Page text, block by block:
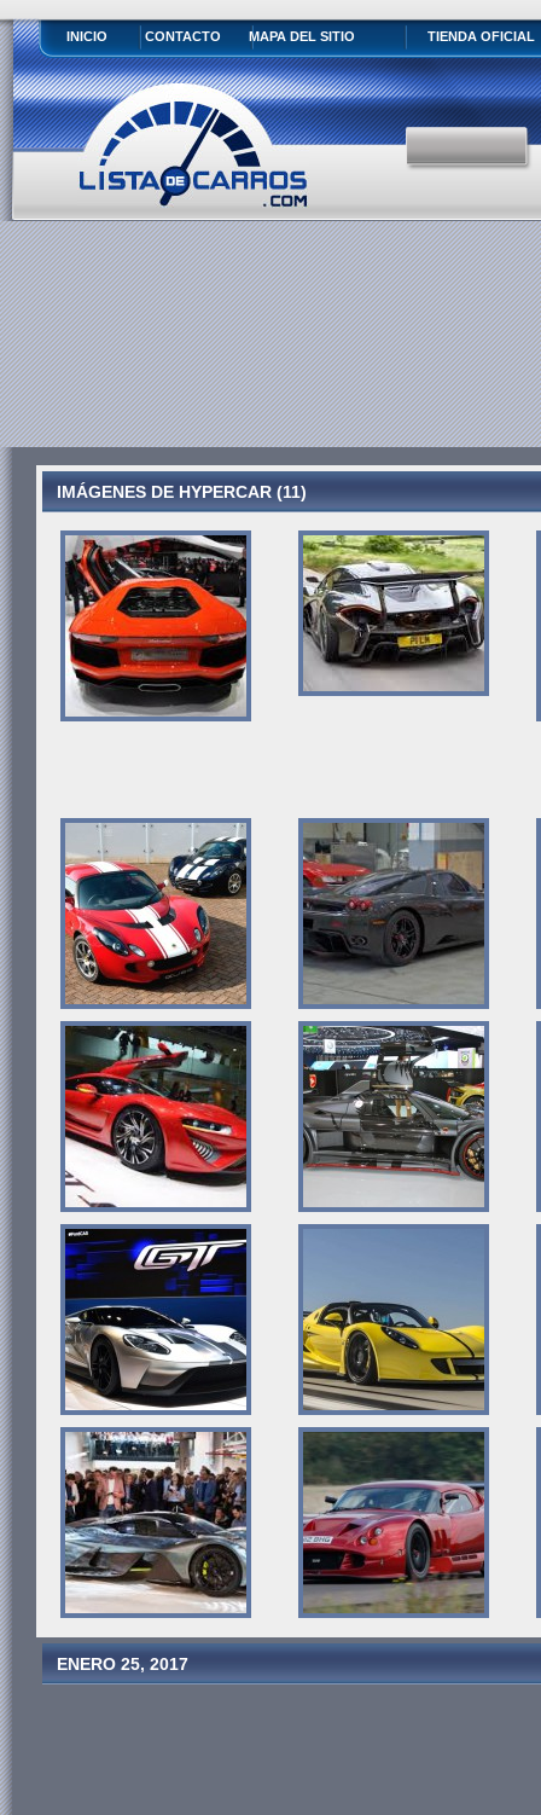
INICIO CONTACTO MAPA DEL SITIO TIENDA OFICIAL
IMÁGENES DE HYPERCAR (11)
ENERO 25, 2017